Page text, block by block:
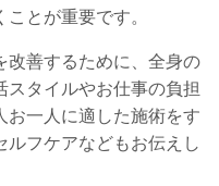
とが重要です。
改善するために、全身の
スタイルやお仕事の負担
お一人に適した施術をす
ルフケアなどもお伝えし